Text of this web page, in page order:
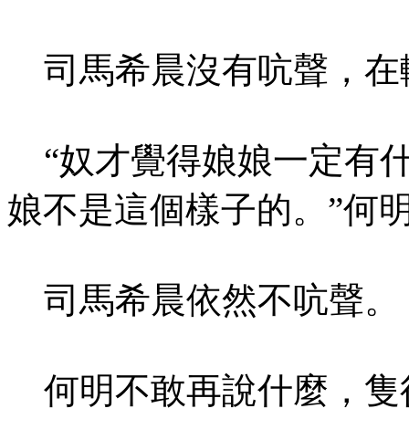
司馬希晨沒有吭聲，在
“奴才覺得娘娘一定有
娘不是這個樣子的。”何
司馬希晨依然不吭聲。
何明不敢再說什麼，隻